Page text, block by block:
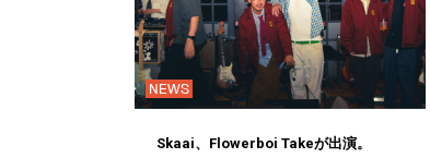
NEWS
Skaai、Flowerboi Takeが出演。